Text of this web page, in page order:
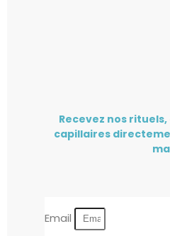
Recevez nos
capillaires
Email